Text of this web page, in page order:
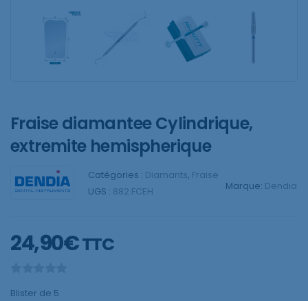
Fraise diamantee Cylindrique,
extremite hemispherique
Catégories : Diamants, Fraise
UGS : 882.FCEH Marque: Dendia
24,90€TTC
Blister de 5